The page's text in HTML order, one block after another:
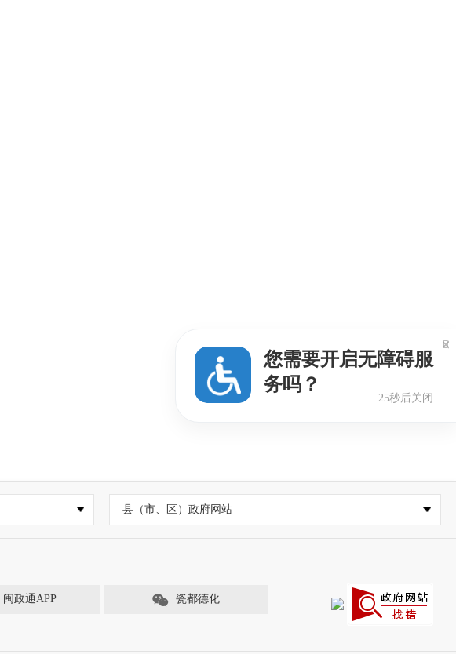
2025-12-30
2025-12-31
县（市、区）政府网站
闽政通APP 瓷都德化
您需要开启无障碍服
务吗？
24秒后关闭
